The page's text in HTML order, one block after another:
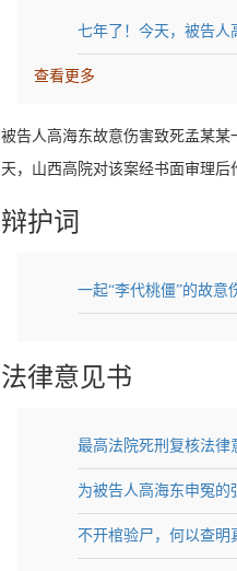
七年了！今天，被告人
查看更多
被告人高海东故意伤害致死孟某
天，山西高院对该案经书面审理
辩护词
一起“李代桃僵”的故意
法律意见书
最高法院死刑复核法律
为被告人高海东申冤的
不开棺验尸，何以查